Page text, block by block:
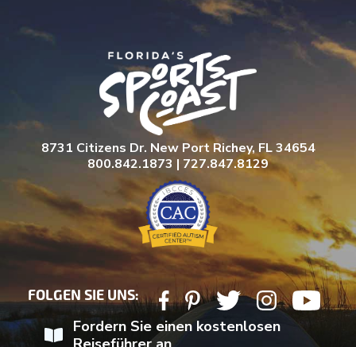
8731 Citizens Dr. New Port Richey, FL 34654
800.842.1873 | 727.847.8129
FOLGEN SIE UNS:
Fordern Sie einen kostenlosen